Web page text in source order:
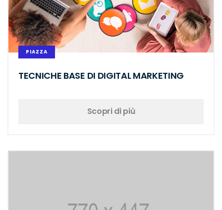
PIAZZA
TECNICHE BASE DI DIGITAL MARKETING
Scopri di più